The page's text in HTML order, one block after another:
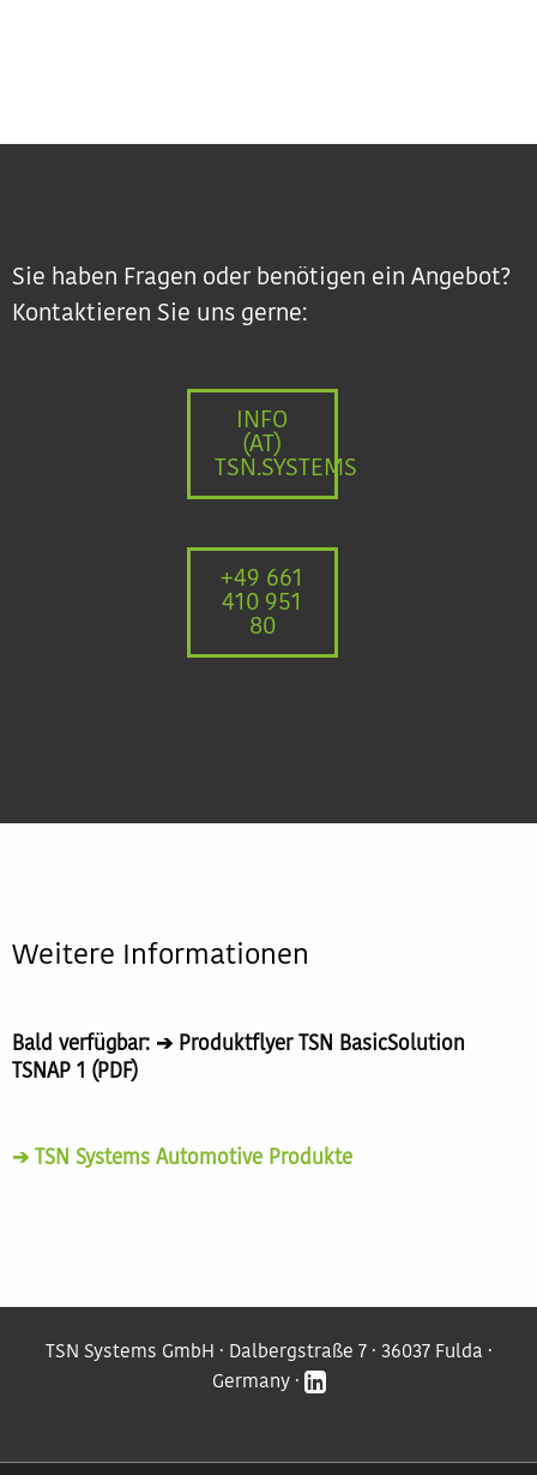
Sie haben Fragen oder benötigen ein Angebot?
Kontaktieren Sie uns gerne:
INFO
(AT)
TSN.SYSTEMS
+49 661
410 951
80
Weitere Informationen
Bald verfügbar: ➔ Produktflyer TSN BasicSolution
TSNAP 1 (PDF)
➔ TSN Systems Automotive Produkte
TSN Systems GmbH · Dalbergstraße 7 · 36037 Fulda ·
Germany ·